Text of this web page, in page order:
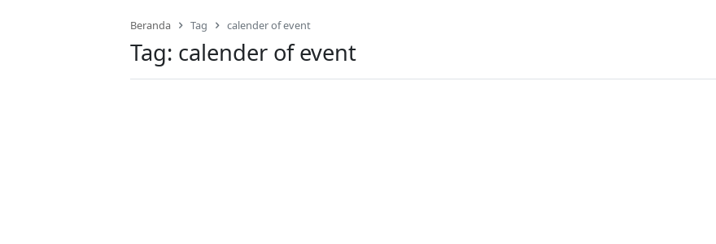
Beranda Tag calender of event
Tag: calender of event